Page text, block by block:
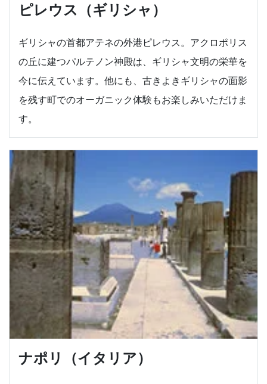
ピレウス（ギリシャ）
ギリシャの首都アテネの外港ピレウス。アクロポリス
の丘に建つパルテノン神殿は、ギリシャ文明の栄華を
今に伝えています。他にも、古きよきギリシャの面影
を残す町でのオーガニック体験もお楽しみいただけま
す。
ナポリ（イタリア）